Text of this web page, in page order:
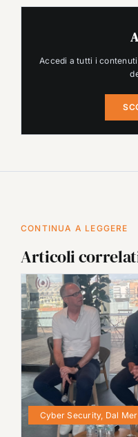
Accedi a tutti i
CONTINUA A LEGGERE
Articoli
Cyber Security, Dal